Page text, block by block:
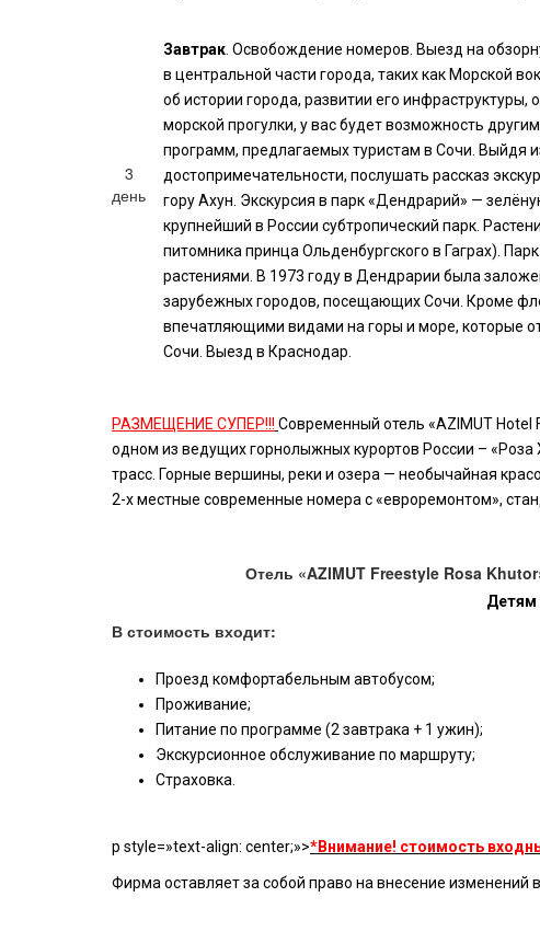
3
день
Завтрак . Освобождение номеров. Выезд на
в центральной части города, таких как Морской
об истории города, развитии его
морской прогулки, у вас будет возможность
программ, предлагаемых туристам в Сочи. Выйдя
достопримечательности, послушать рассказ
гору Ахун. Экскурсия в парк «Дендрарий» —
крупнейший в России субтропический парк.
питомника принца Ольденбургского в Гаграх).
растениями. В 1973 году в Дендрарии была
зарубежных городов, посещающих Сочи. Кроме
впечатляющими видами на горы и море, которые
Сочи. Выезд в Краснодар.
РАЗМЕЩЕНИЕ СУПЕР!!! Cовременный отель «AZIMUT
одном из ведущих горнолыжных курортов России –
трасс. Горные вершины, реки и озера — необычайная
2-х местные современные номера с «евроремонтом»,
Отель «AZIMUT Freestyle Rosa
Детям
В стоимость входит:
Проезд комфортабельным автобусом;
Проживание;
Питание по программе (2 завтрака + 1 ужин);
Экскурсионное обслуживание по маршруту;
Страховка.
p style=»text-align: center;»>*Внимание! стоимость
Фирма оставляет за собой право на внесение изменений